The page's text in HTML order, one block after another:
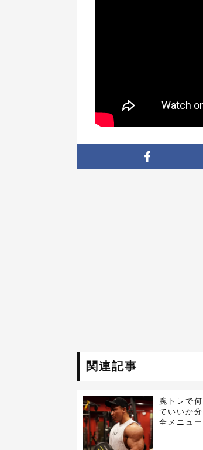
関連記事
腕トレで
ていいか
全メニュ